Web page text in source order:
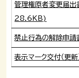
管理権原者変更届出
28.6KB)
禁止行為の解除申
表示マーク交付（